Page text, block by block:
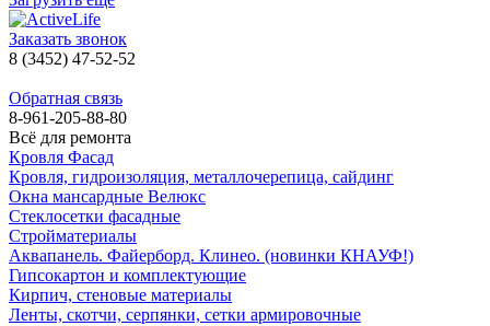
Заказать звонок
8 (3452) 47-52-52
Обратная связь
8-961-205-88-80
Всё для ремонта
Кровля Фасад
Кровля, гидроизоляция, металлочерепица, сайдинг
Окна мансардные Велюкс
Стеклосетки фасадные
Стройматериалы
Аквапанель. Файерборд. Клинео. (новинки КНАУФ!)
Гипсокартон и комплектующие
Кирпич, стеновые материалы
Ленты, скотчи, серпянки, сетки армировочные